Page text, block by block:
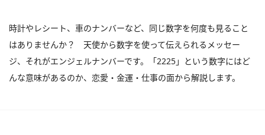
時計やレシート、車のナンバーなど、同じ数字を何度も見ること
はありませんか？ 天使から数字を使って伝えられるメッセー
ジ、それがエンジェルナンバーです。「2225」という数字にはど
んな意味があるのか、恋愛・金運・仕事の面から解説します。